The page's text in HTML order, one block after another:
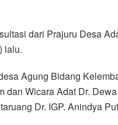
dari Prajuru Desa
lalu.
Agung Bidang
Wicara Adat Dr.
Dr. IGP. Anindya